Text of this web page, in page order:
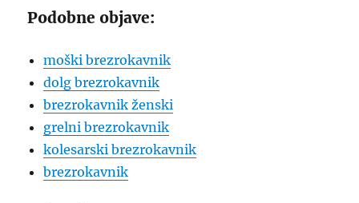
Podobne objave:
moški brezrokavnik
dolg brezrokavnik
brezrokavnik ženski
grelni brezrokavnik
kolesarski brezrokavnik
brezrokavnik